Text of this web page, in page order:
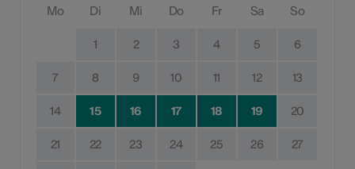
Mo Di Mi Do Fr Sa So
1 2 3 4 5 6
7 8 9 10 11 12 13
14 15 16 17 18 19 20
21 22 23 24 25 26 27